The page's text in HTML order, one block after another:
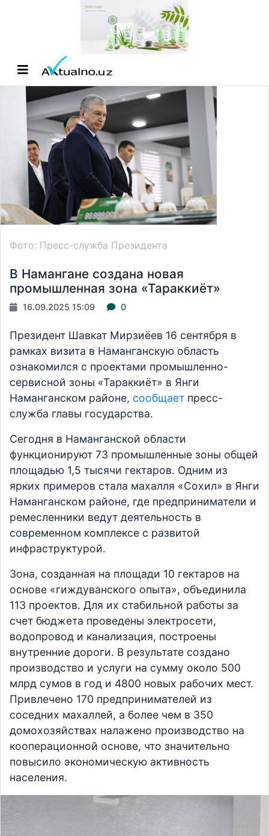
Фото: Пресс-служба Президента
В Намангане создана новая
промышленная зона «Тараккиёт»
16.09.2025 15:09 0
Президент Шавкат Мирзиёев 16 сентября в
рамках визита в Наманганскую область
ознакомился с проектами промышленно-
сервисной зоны «Тараккиёт» в Янги
Наманганском районе, сообщает пресс-
служба главы государства.
Сегодня в Наманганской области
функционируют 73 промышленные зоны общей
площадью 1,5 тысячи гектаров. Одним из
ярких примеров стала махалля «Сохил» в Янги
Наманганском районе, где предприниматели и
ремесленники ведут деятельность в
современном комплексе с развитой
инфраструктурой.
Зона, созданная на площади 10 гектаров на
основе «гиждуванского опыта», объединила
113 проектов. Для их стабильной работы за
счет бюджета проведены электросети,
водопровод и канализация, построены
внутренние дороги. В результате создано
производство и услуги на сумму около 500
млрд сумов в год и 4800 новых рабочих мест.
Привлечено 170 предпринимателей из
соседних махаллей, а более чем в 350
домохозяйствах налажено производство на
кооперационной основе, что значительно
повысило экономическую активность
населения.